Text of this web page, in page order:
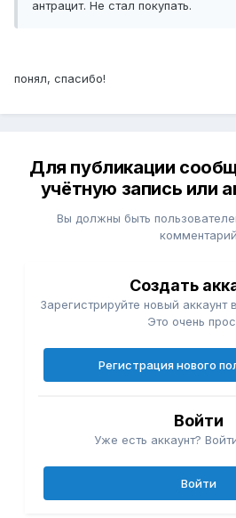
антрацит. Не стал покупать.
понял, спасибо!
Для публикации
учётную запись или
Вы должны быть
комментарий
Создать
Зарегистрируйте новый
Это очень
Регистрация нового
Войти
Уже есть аккаунт?
Войти